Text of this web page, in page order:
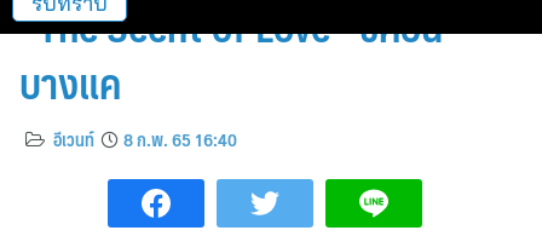
“The Scent of Love” ซีคอน
บางแค
อีเวนท์ 8 ก.พ. 65 16:40